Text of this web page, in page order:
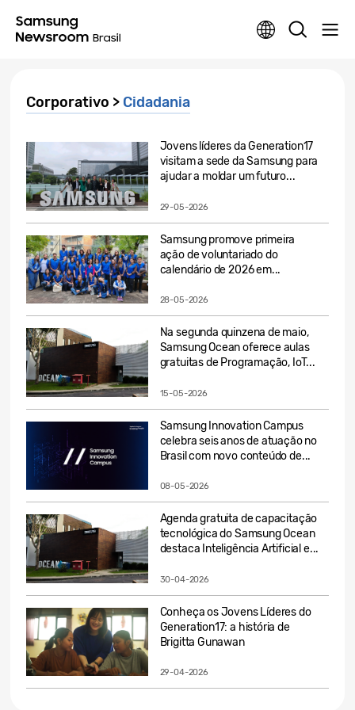
Corporativo > Cidadania
Jovens líderes da Generation17
visitam a sede da Samsung para
ajudar a moldar um futuro...
29-05-2026
Samsung promove primeira
ação de voluntariado do
calendário de 2026 em...
28-05-2026
Na segunda quinzena de maio,
Samsung Ocean oferece aulas
gratuitas de Programação, IoT...
15-05-2026
Samsung Innovation Campus
celebra seis anos de atuação no
Brasil com novo conteúdo de...
08-05-2026
Agenda gratuita de capacitação
tecnológica do Samsung Ocean
destaca Inteligência Artificial e...
30-04-2026
Conheça os Jovens Líderes do
Generation17: a história de
Brigitta Gunawan
29-04-2026